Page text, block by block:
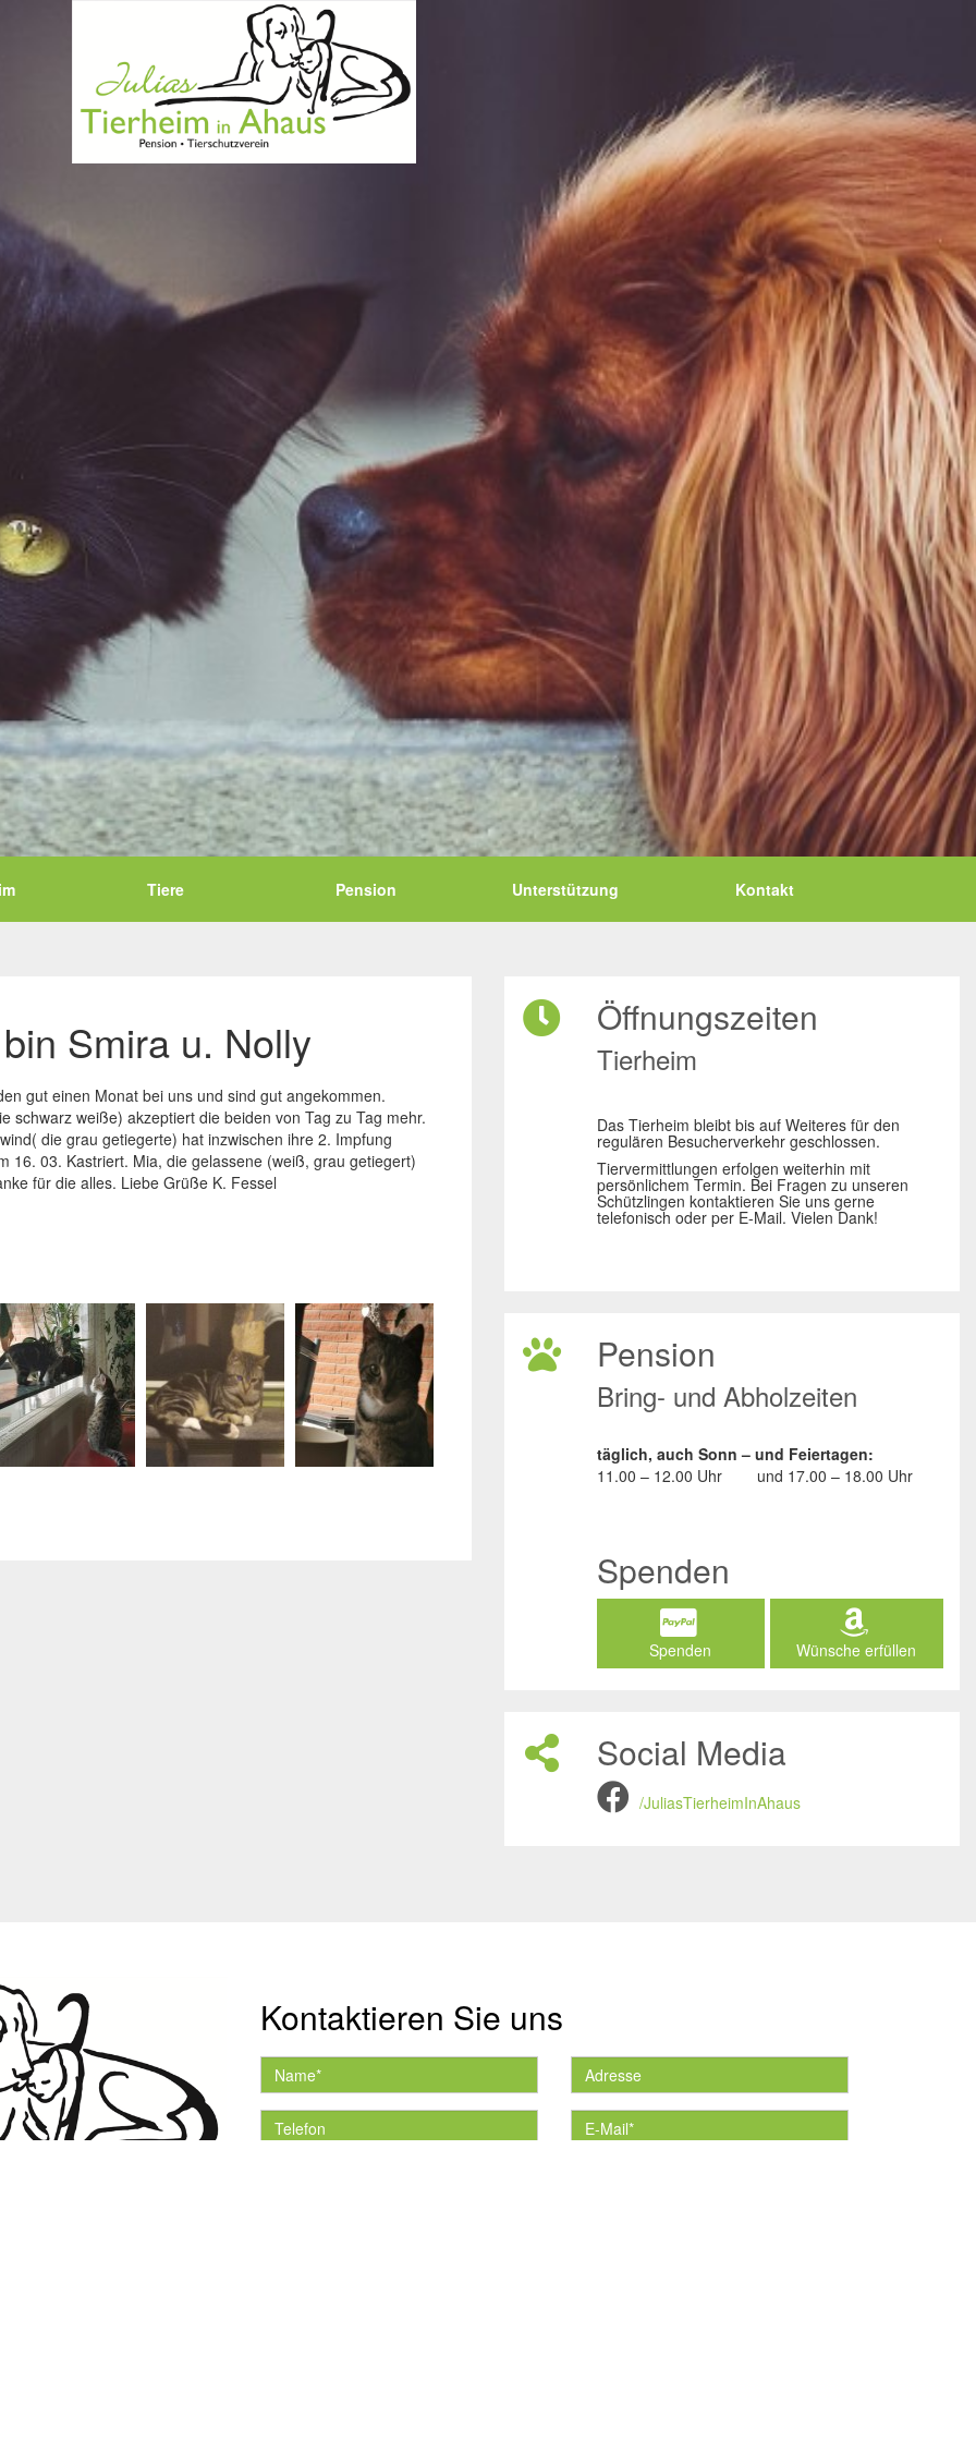
Tiere Pension Unterstützung Kontakt
Smira u. Nolly
gut einen Monat bei uns und sind gut angekommen.
schwarz weiße) akzeptiert die beiden von Tag zu Tag mehr.
die grau getiegerte) hat inzwischen ihre 2. Impfung
16. 03. Kastriert. Mia, die gelassene (weiß, grau getiegert)
für die alles. Liebe Grüße K. Fessel
Öffnungszeiten
Tierheim
Das Tierheim bleibt bis auf Weiteres für den
regulären Besucherverkehr geschlossen.
Tiervermittlungen erfolgen weiterhin mit
persönlichem Termin. Bei Fragen zu unseren
Schützlingen kontaktieren Sie uns gerne
telefonisch oder per E-Mail. Vielen Dank!
Pension
Bring- und Abholzeiten
täglich, auch Sonn – und Feiertagen:
11.00 – 12.00 Uhr
und 17.00 – 18.00 Uhr
Spenden
Spenden Wünsche erfüllen
Social Media
/JuliasTierheimInAhaus
Kontaktieren Sie uns